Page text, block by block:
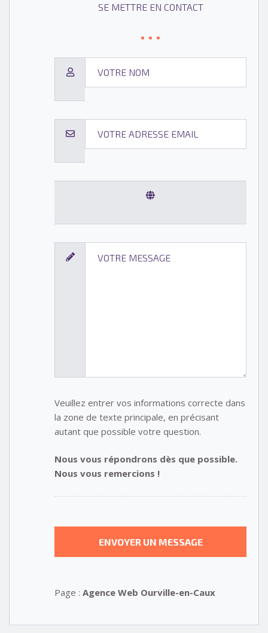
SE METTRE EN CONTACT
Veuillez entrer vos informations correcte dans
la zone de texte principale, en précisant
autant que possible votre question.
Nous vous répondrons dès que possible.
Nous vous remercions !
Page : Agence Web Ourville-en-Caux